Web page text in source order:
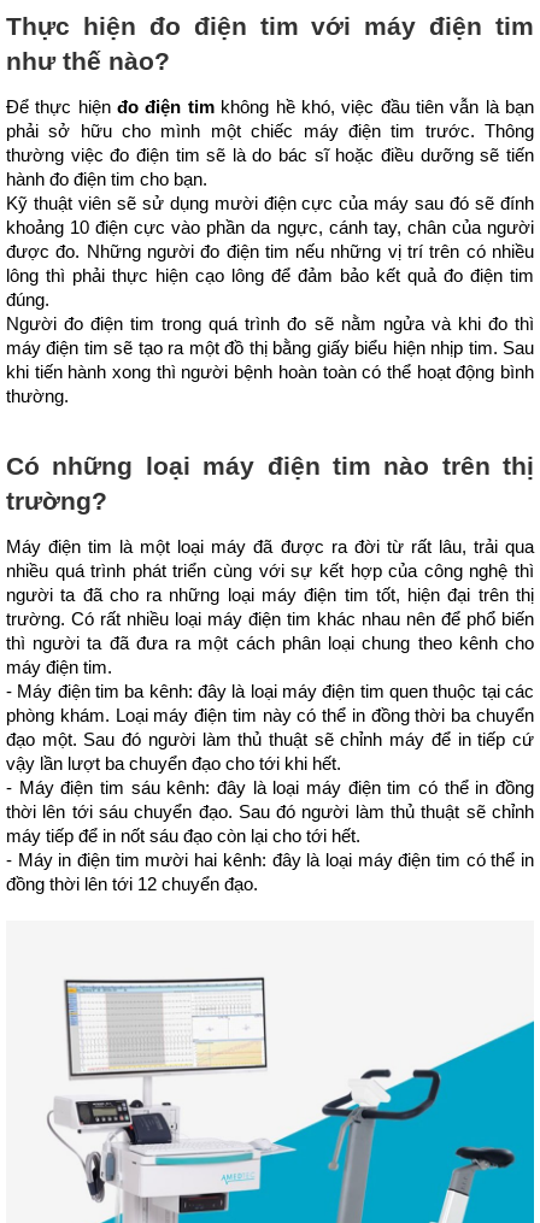
Thực hiện đo điện tim với máy điện tim
như thế nào?
Để thực hiện đo điện tim không hề khó, việc đầu tiên vẫn là bạn
phải sở hữu cho mình một chiếc máy điện tim trước. Thông
thường việc đo điện tim sẽ là do bác sĩ hoặc điều dưỡng sẽ tiến
hành đo điện tim cho bạn.
Kỹ thuật viên sẽ sử dụng mười điện cực của máy sau đó sẽ đính
khoảng 10 điện cực vào phần da ngực, cánh tay, chân của người
được đo. Những người đo điện tim nếu những vị trí trên có nhiều
lông thì phải thực hiện cạo lông để đảm bảo kết quả đo điện tim
đúng.
Người đo điện tim trong quá trình đo sẽ nằm ngửa và khi đo thì
máy điện tim sẽ tạo ra một đồ thị bằng giấy biểu hiện nhịp tim. Sau
khi tiến hành xong thì người bệnh hoàn toàn có thể hoạt động bình
thường.
Có những loại máy điện tim nào trên thị
trường?
Máy điện tim là một loại máy đã được ra đời từ rất lâu, trải qua
nhiều quá trình phát triển cùng với sự kết hợp của công nghệ thì
người ta đã cho ra những loại máy điện tim tốt, hiện đại trên thị
trường. Có rất nhiều loại máy điện tim khác nhau nên để phổ biến
thì người ta đã đưa ra một cách phân loại chung theo kênh cho
máy điện tim.
- Máy điện tim ba kênh: đây là loại máy điện tim quen thuộc tại các
phòng khám. Loại máy điện tim này có thể in đồng thời ba chuyển
đạo một. Sau đó người làm thủ thuật sẽ chỉnh máy để in tiếp cứ
vậy lần lượt ba chuyển đạo cho tới khi hết.
- Máy điện tim sáu kênh: đây là loại máy điện tim có thể in đồng
thời lên tới sáu chuyển đạo. Sau đó người làm thủ thuật sẽ chỉnh
máy tiếp để in nốt sáu đạo còn lại cho tới hết.
- Máy in điện tim mười hai kênh: đây là loại máy điện tim có thể in
đồng thời lên tới 12 chuyển đạo.